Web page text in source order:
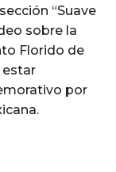
“Suave
sobre la
Florido de
estar
por